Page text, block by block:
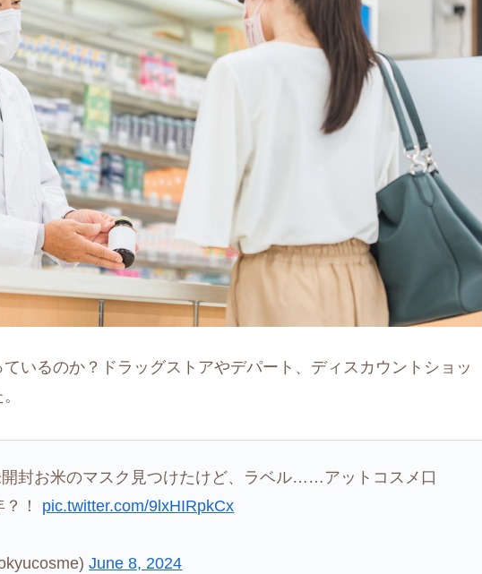
いるのか？ドラッグストアやデパート、ディスカウントショッ
封お米のマスク見つけたけど、ラベル……アットコスメ口
！ pic.twitter.com/9lxHIRpkCx
June 8, 2024